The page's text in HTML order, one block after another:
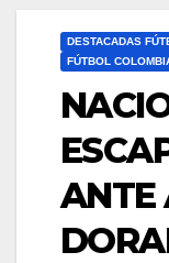
DESTACADAS
FÚTBOL
ANTE